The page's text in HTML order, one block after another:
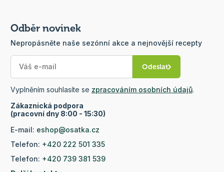
Odběr novinek
Nepropásněte naše sezónní akce a nejnovější recepty
Odeslat
Vyplněním souhlasíte se zpracováním osobních údajů.
Zákaznická podpora
(pracovní dny 8:00 - 15:30)
E-mail: eshop@osatka.cz
Telefon: +420 222 501 335
Telefon: +420 739 381 539